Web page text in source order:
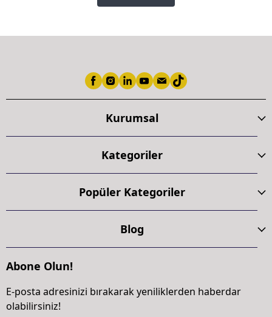
Kurumsal
Kategoriler
Popüler Kategoriler
Blog
Abone Olun!
E-posta adresinizi bırakarak yeniliklerden haberdar
olabilirsiniz!